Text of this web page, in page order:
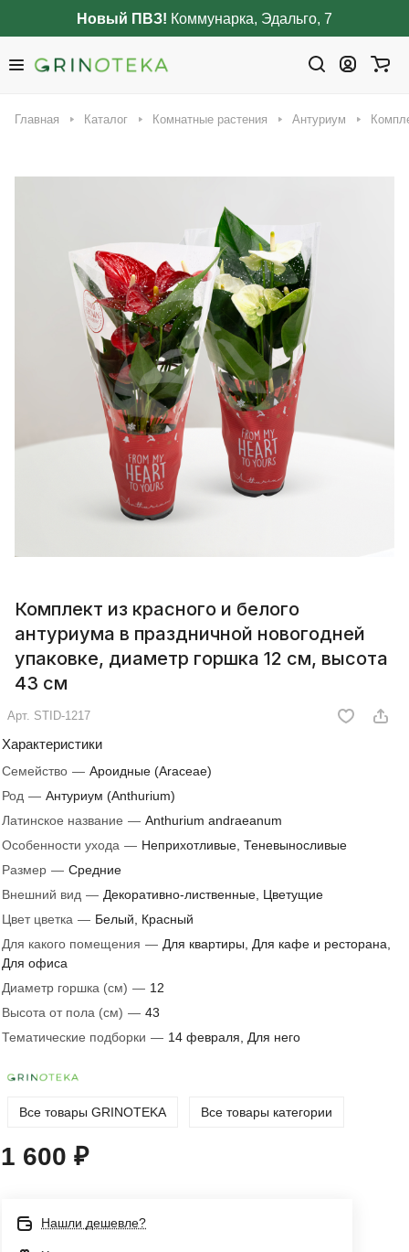
Новый ПВЗ! Коммунарка, Эдальго, 7
Главная Каталог Комнатные растения Антуриум
Комплект из красного и белого
антуриума в праздничной новогодней
упаковке, диаметр горшка 12 см, высота
43 см
Арт. STID-1217
Характеристики
Семейство — Ароидные (Araceae)
Род — Антуриум (Anthurium)
Латинское название — Anthurium andraeanum
Особенности ухода — Неприхотливые, Теневыносливые
Размер — Средние
Внешний вид — Декоративно-лиственные, Цветущие
Цвет цветка — Белый, Красный
Для какого помещения — Для квартиры, Для кафе и ресторана,
Для офиса
Диаметр горшка (см) — 12
Высота от пола (см) — 43
Тематические подборки — 14 февраля, Для него
Все товары GRINOTEKA Все товары категории
1 600 ₽
Нашли дешевле?